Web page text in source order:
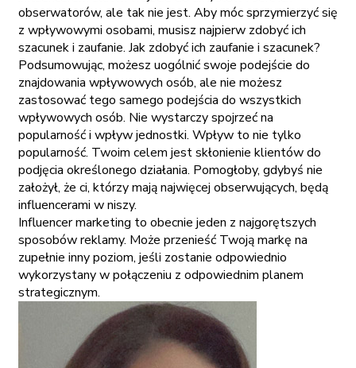
obserwatorów, ale tak nie jest. Aby móc sprzymierzyć się
z wpływowymi osobami, musisz najpierw zdobyć ich
szacunek i zaufanie. Jak zdobyć ich zaufanie i szacunek?
Podsumowując, możesz uogólnić swoje podejście do
znajdowania wpływowych osób, ale nie możesz
zastosować tego samego podejścia do wszystkich
wpływowych osób. Nie wystarczy spojrzeć na
popularność i wpływ jednostki. Wpływ to nie tylko
popularność. Twoim celem jest skłonienie klientów do
podjęcia określonego działania. Pomogłoby, gdybyś nie
założył, że ci, którzy mają najwięcej obserwujących, będą
influencerami w niszy.
Influencer marketing to obecnie jeden z najgorętszych
sposobów reklamy. Może przenieść Twoją markę na
zupełnie inny poziom, jeśli zostanie odpowiednio
wykorzystany w połączeniu z odpowiednim planem
strategicznym.